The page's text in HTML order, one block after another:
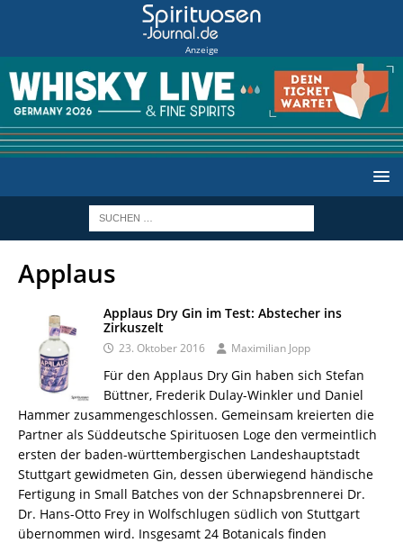
Anzeige
Applaus
Applaus Dry Gin im Test: Abstecher ins
Zirkuszelt
23. Oktober 2016 Maximilian Jopp
Für den Applaus Dry Gin haben sich Stefan
Büttner, Frederik Dulay-Winkler und Daniel
Hammer zusammengeschlossen. Gemeinsam kreierten die
Partner als Süddeutsche Spirituosen Loge den vermeintlich
ersten der baden-württembergischen Landeshauptstadt
Stuttgart gewidmeten Gin, dessen überwiegend händische
Fertigung in Small Batches von der Schnapsbrennerei Dr.
Dr. Hans-Otto Frey in Wolfschlugen südlich von Stuttgart
übernommen wird. Insgesamt 24 Botanicals finden